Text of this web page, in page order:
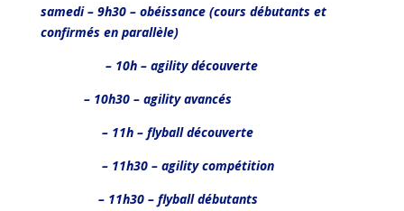
samedi – 9h30 – obéissance (cours débutants et
confirmés en parallèle)
– 10h – agility découverte
– 10h30 – agility avancés
– 11h – flyball découverte
– 11h30 – agility compétition
– 11h30 – flyball débutants